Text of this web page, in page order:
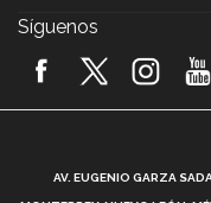
2026!
Síguenos
AV. EUGENIO GARZA